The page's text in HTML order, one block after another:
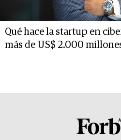
Qué hace la startup en
más de US$ 2.000